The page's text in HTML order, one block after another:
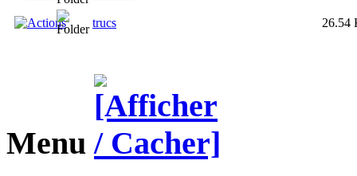
trucs 26.54
Menu